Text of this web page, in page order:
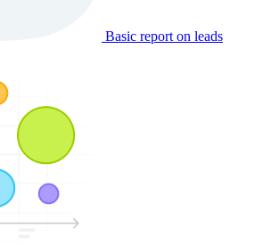
Basic report on leads